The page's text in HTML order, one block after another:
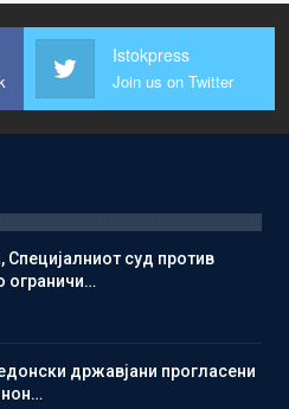
Istokpress
Join us on Twitter
Специјалниот суд против
ограничи…
државјани прогласени
нон…